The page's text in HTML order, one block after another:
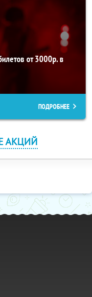
от 3000р. в
ПОДРОБНЕЕ
АКЦИЙ